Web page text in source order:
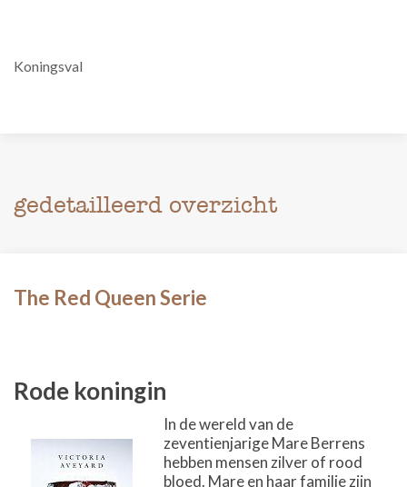
Koningsval
gedetailleerd overzicht
The Red Queen Serie
Rode koningin
In de wereld van de
zeventienjarige Mare Berrens
hebben mensen zilver of rood
bloed. Mare en haar familie zijn